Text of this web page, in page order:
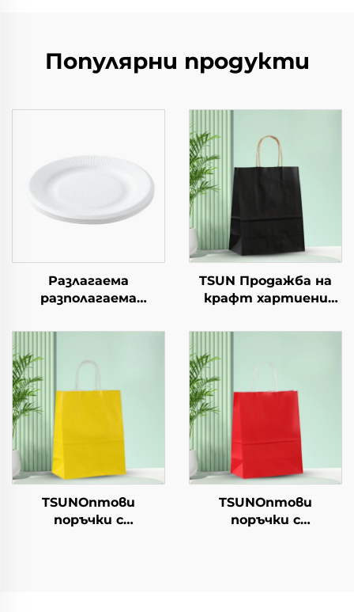
Популярни продукти
Разлагаема
разполагаема
салата, чашки за
закуски, суши, пица,
хляб, сладоледи,
шоколад, бургери - за
кейтеринг и
TSUN Продажба на
крафт хартиени
логотип за упаковка
на храна за Нова
година/Коледа с
екранна печат
TSUNОптови
поръчки с
TSUNОптови
поръчки с